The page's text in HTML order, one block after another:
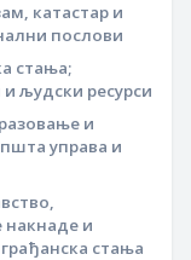
катастар и
послови
стања;
људски ресурси
и
управа и
накнаде и
стања